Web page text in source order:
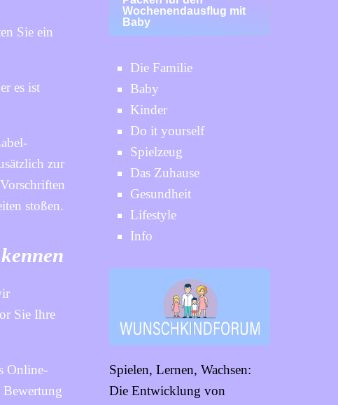
Sie ein
es ist
zur
stoßen.
Sie Ihre
Online-
Bewertung
Wochenendausflug mit
Baby
Die Familie
Baby
Kinder
Do it yourself
Spielzeug
Das Zuhause
Gesundheit
Lifestyle
Info
Spielen, Lernen, Wachsen:
Die Entwicklung von